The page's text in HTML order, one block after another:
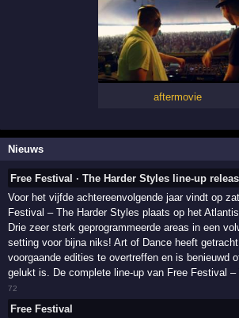
aftermovie
Nieuws
Free Festival · The Harder Styles line-up
Voor het vijfde achtereenvolgende jaar vindt op
Festival – The Harder Styles plaats op het
Drie zeer sterk geprogrammeerde areas in een
setting voor bijna niks! Art of Dance heeft
voorgaande edities te overtreffen en is benieuwd
gelukt is. De complete line-up van Free Festival
72
Free Festival